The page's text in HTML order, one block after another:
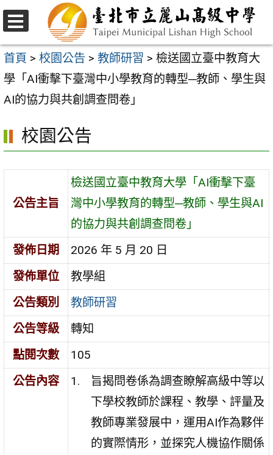
跳
至
主
要
內
區
選
單
首頁 > 校園公告 > 教師研習 > 檢送國立臺中教育大
學「AI衝擊下臺灣中小學教育的轉型─教師、學生與
AI的協力與共創調查問卷」
校園公告
公告主旨
檢送國立臺中教育大學「AI衝擊下臺
灣中小學教育的轉型─教師、學生與AI
的協力與共創調查問卷」
發佈日期
2026 年 5 月 20 日
發佈單位
教學組
公告類別
教師研習
公告等級
轉知
點閱次數
105
公告內容
旨揭問卷係為調查瞭解高級中等以
下學校教師於課程、教學、評量及
教師專業發展中，運用AI作為夥伴
的實際情形，並探究人機協作關係